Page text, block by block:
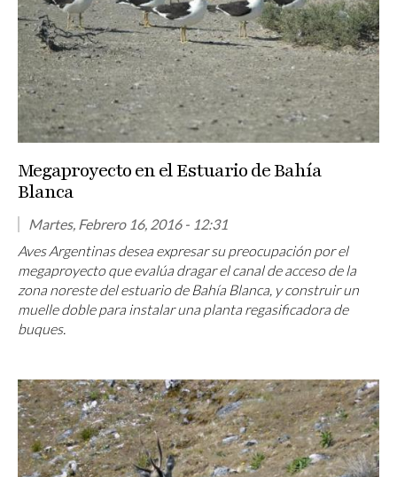
Megaproyecto en el Estuario de Bahía
Blanca
Martes, Febrero 16, 2016 - 12:31
Aves Argentinas desea expresar su preocupación por el
megaproyecto que evalúa dragar el canal de acceso de la
zona noreste del estuario de Bahía Blanca, y construir un
muelle doble para instalar una planta regasificadora de
buques.